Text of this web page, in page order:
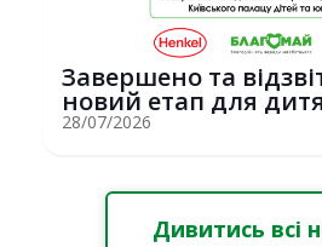
Завершено та
новий етап для
вітрильного спор...
28/07/2026
Дивитись всі